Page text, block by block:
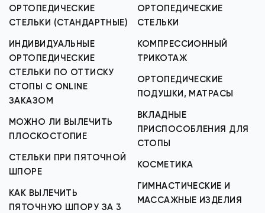
ОРТОПЕДИЧЕСКИЕ
СТЕЛЬКИ (СТАНДАРТНЫЕ)
ИНДИВИДУАЛЬНЫЕ
ОРТОПЕДИЧЕСКИЕ
СТЕЛЬКИ ПО ОТТИСКУ
СТОПЫ С ONLINE
ЗАКАЗОМ
МОЖНО ЛИ ВЫЛЕЧИТЬ
ПЛОСКОСТОПИЕ
СТЕЛЬКИ ПРИ ПЯТОЧНОЙ
ШПОРЕ
КАК ВЫЛЕЧИТЬ
ПЯТОЧНУЮ ШПОРУ ЗА 3
ОРТОПЕДИЧЕСКИЕ
СТЕЛЬКИ
КОМПРЕССИОННЫЙ
ТРИКОТАЖ
ОРТОПЕДИЧЕСКИЕ
ПОДУШКИ, МАТРАСЫ
ВКЛАДНЫЕ
ПРИСПОСОБЛЕНИЯ ДЛЯ
СТОПЫ
КОСМЕТИКА
ГИМНАСТИЧЕСКИЕ И
МАССАЖНЫЕ ИЗДЕЛИЯ